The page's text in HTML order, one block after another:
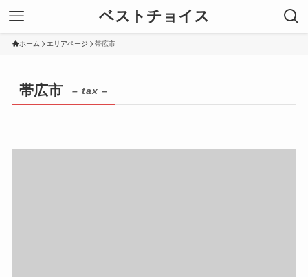
ベストチョイス
ホーム エリアページ 帯広市
帯広市 – tax –